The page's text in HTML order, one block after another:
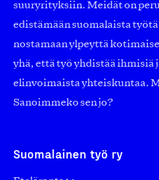
suuryrityksiin. Meidät on
edistämään suomalaista
nostamaan ylpeyttä
yhä, että työ yhdistää ihmisiä
elinvoimaista yhteiskuntaa.
Sanoimmeko sen jo?
Suomalainen työ ry